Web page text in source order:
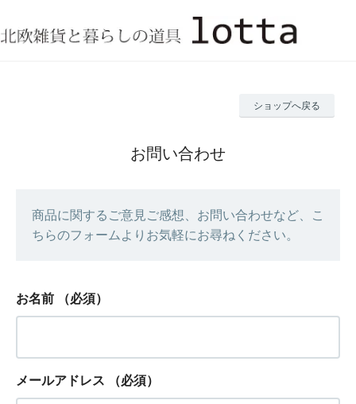
ショップへ戻る
お問い合わせ
商品に関するご意見ご感想、お問い合わせなど、こ
ちらのフォームよりお気軽にお尋ねください。
お名前 （必須）
メールアドレス （必須）